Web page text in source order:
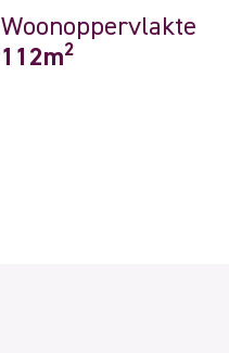
Woonoppervlakte
112m2